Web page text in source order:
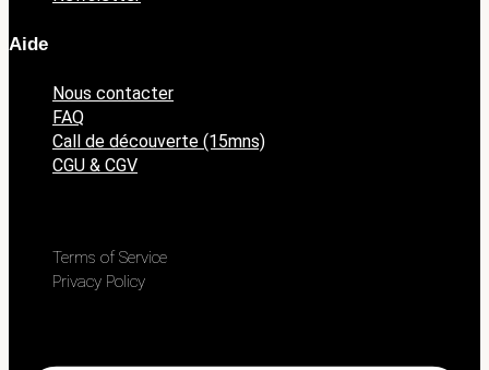
Aide
Nous contacter
FAQ
Call de découverte (15mns)
CGU & CGV
Terms of Service
Privacy Policy